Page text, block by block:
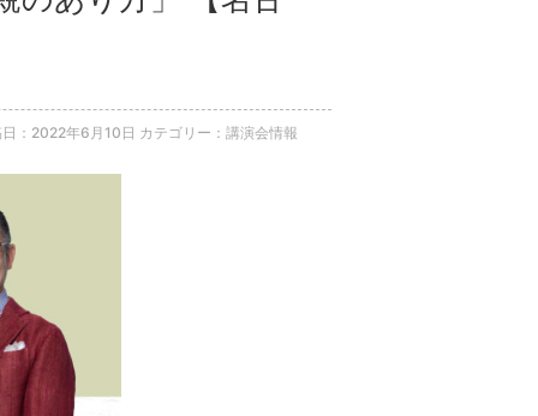
：2022年6月10日 カテゴリー：講演会情報